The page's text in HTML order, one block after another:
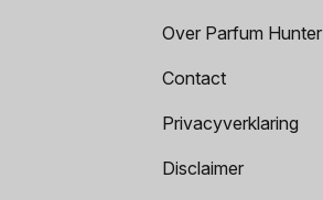
Over Parfum Hunter
Contact
Privacyverklaring
Disclaimer